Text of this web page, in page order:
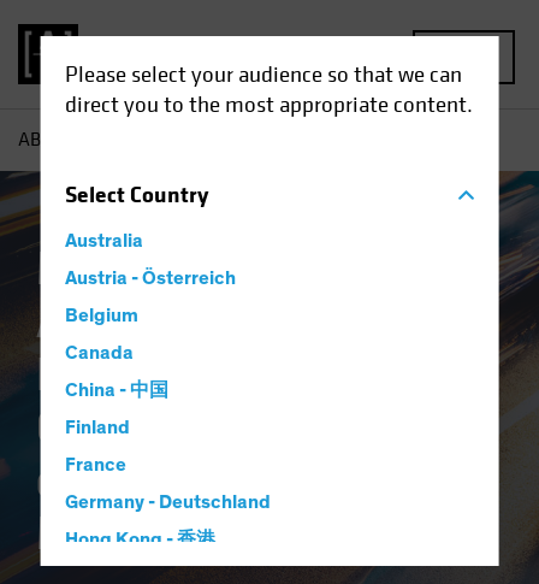
Please select your audience so that we can
direct you to the most appropriate content.
SelectCountry
Australia
Austria - Österreich
Belgium
Canada
China - 中国
Finland
France
Germany - Deutschland
Hong Kong - 香港
AB
Market Matters |
Aktuelle
Erkenntnisse für die
Orientierung an
dynamischen
Märkten